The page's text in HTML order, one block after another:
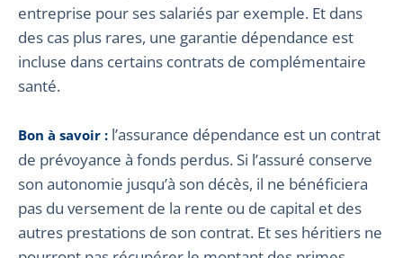
entreprise pour ses salariés par exemple. Et dans
des cas plus rares, une garantie dépendance est
incluse dans certains contrats de complémentaire
santé.
Bon à savoir : l’assurance dépendance est un contrat
de prévoyance à fonds perdus. Si l’assuré conserve
son autonomie jusqu’à son décès, il ne bénéficiera
pas du versement de la rente ou de capital et des
autres prestations de son contrat. Et ses héritiers ne